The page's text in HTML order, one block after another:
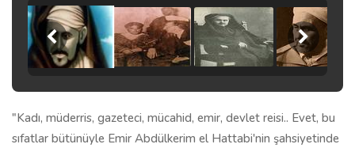
"Kadı, müderris, gazeteci, mücahid, emir, devlet reisi.. Evet, bu
sıfatlar bütünüyle Emir Abdülkerim el Hattabi'nin şahsiyetinde